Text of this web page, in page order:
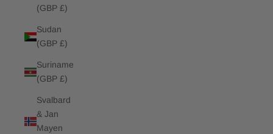
(GBP £)
Sudan
(GBP £)
Suriname
(GBP £)
Svalbard
& Jan
Mayen